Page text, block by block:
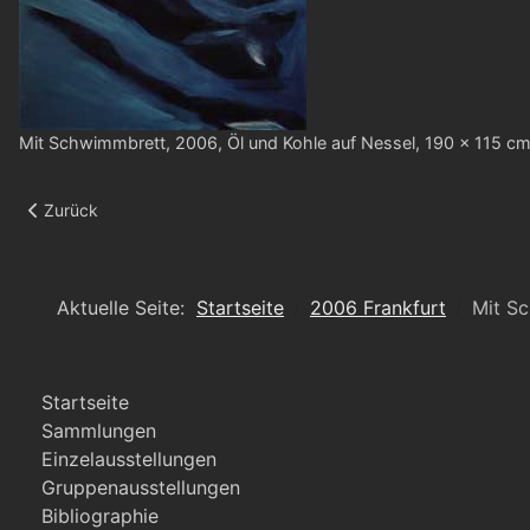
Mit Schwimmbrett, 2006, Öl und Kohle auf Nessel, 190 x 115 cm
Vorheriger Beitrag: Vor dem Sprung I
Zurück
Aktuelle Seite: Startseite 2006 Frankfurt Mit
Startseite
Sammlungen
Einzelausstellungen
Gruppenausstellungen
Bibliographie